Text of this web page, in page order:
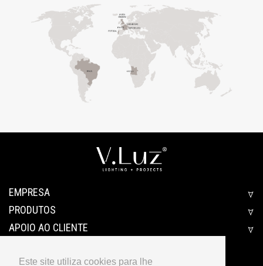
Este site utiliza cookies para lhe
EMPRESA
PRODUTOS
APOIO AO CLIENTE
RECRUTAMENTO DOWNLOADS